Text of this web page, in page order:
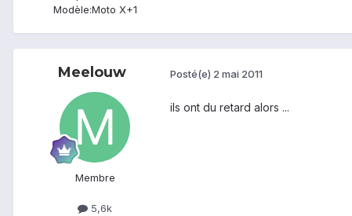
Modèle:Moto X+1
Meelouw
Membre
5,6k
Posté(e) 2 mai 2011
ils ont du retard alors ...